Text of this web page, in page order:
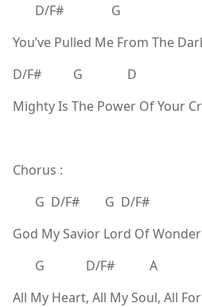
D/F# G
You’ve Pulled Me From The
D/F# G D
Mighty Is The Power Of Your
Chorus :
G D/F# G D/F#
God My Savior Lord Of Wonder
G D/F# A
All My Heart, All My Soul, All